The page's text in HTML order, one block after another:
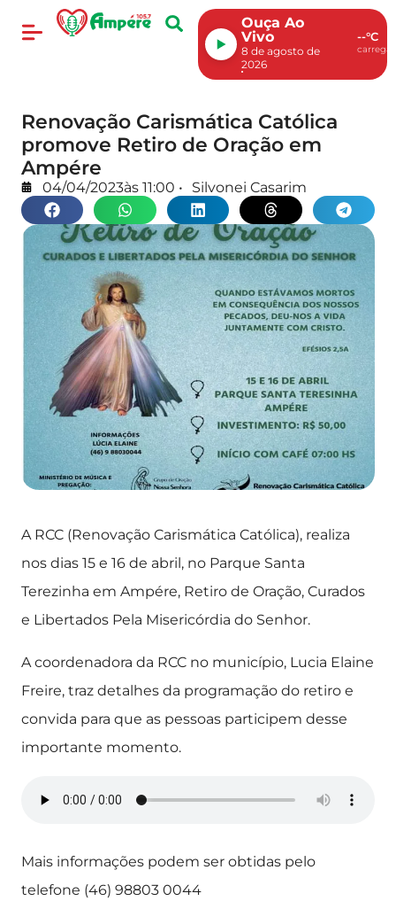
Ouça Ao
Vivo
8 de agosto de
2026
--°C
Renovação Carismática Católica
promove Retiro de Oração em
Ampére
04/04/2023às 11:00 • Silvonei Casarim
A RCC (Renovação Carismática Católica), realiza
nos dias 15 e 16 de abril, no Parque Santa
Terezinha em Ampére, Retiro de Oração, Curados
e Libertados Pela Misericórdia do Senhor.
A coordenadora da RCC no município, Lucia Elaine
Freire, traz detalhes da programação do retiro e
convida para que as pessoas participem desse
importante momento.
Mais informações podem ser obtidas pelo
telefone (46) 98803 0044